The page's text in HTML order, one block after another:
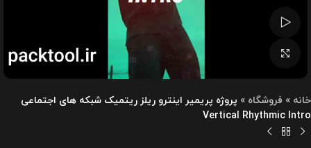
خانه » فروشگاه » پروژه پریمیر اینترو ریلز ریتمیک شبکه های اجتماعی
Vertical Rhythmic Intro